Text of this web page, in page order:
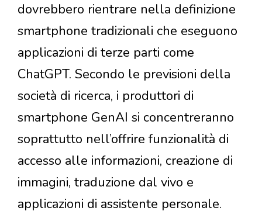
dovrebbero rientrare nella definizione
smartphone tradizionali che eseguono
applicazioni di terze parti come
ChatGPT. Secondo le previsioni della
società di ricerca, i produttori di
smartphone GenAI si concentreranno
soprattutto nell’offrire funzionalità di
accesso alle informazioni, creazione di
immagini, traduzione dal vivo e
applicazioni di assistente personale.